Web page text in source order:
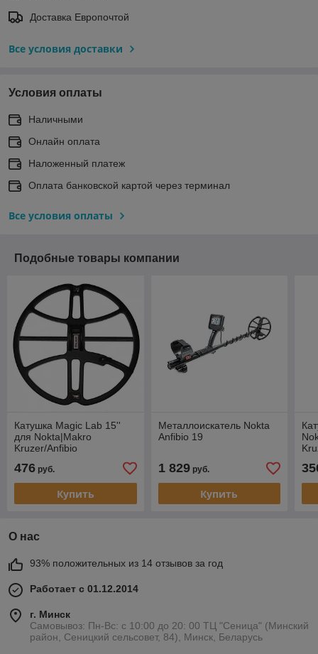
Доставка Европочтой
Все условия доставки
Условия оплаты
Наличными
Онлайн оплата
Наложенный платеж
Оплата банковской картой через терминал
Все условия оплаты
Подобные товары компании
Катушка Magic Lab 15''
для Nokta|Makro
Kruzer/Anfibio
476 руб.
Купить
Металлоискатель Nokta
Anfibio 19
1 829руб.
Купить
О нас
93% положительных из 14 отзывов за год
Работает с 01.12.2014
г. Минск
Самовывоз: Пн-Вс: с 10:00 до 20: 00 ТЦ "Сеница" (Минский
район, Сеницкий сельсовет, 84), Минск, Беларусь